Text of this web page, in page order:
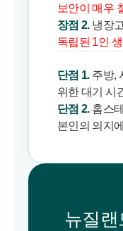
보안이 매우
장점 2.냉장
독립된 1인
단점 1.주방,
위한 대기 시
단점 2.홈스
본인의 의지
뉴질